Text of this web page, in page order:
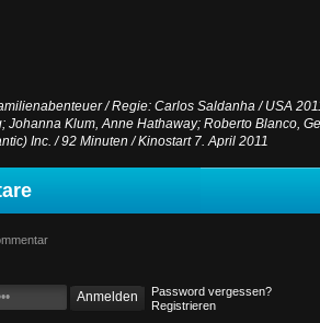
/ Regie: Carlos Saldanha / USA
Johanna Klum, Anne Hathaway; Roberto Blanco,
Inc. / 92 Minuten / Kinostart 7. April 2011
Password vergessen?
Registrieren